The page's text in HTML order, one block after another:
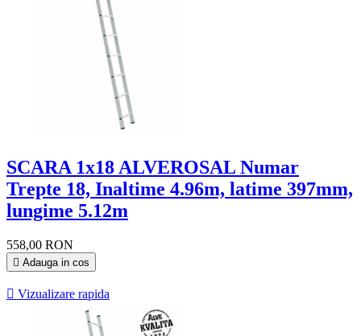
SCARA 1x18 ALVEROSAL Numar
Trepte 18, Inaltime 4.96m, latime 397mm,
lungime 5.12m
558,00 RON
 Adauga in cos
 Vizualizare rapida